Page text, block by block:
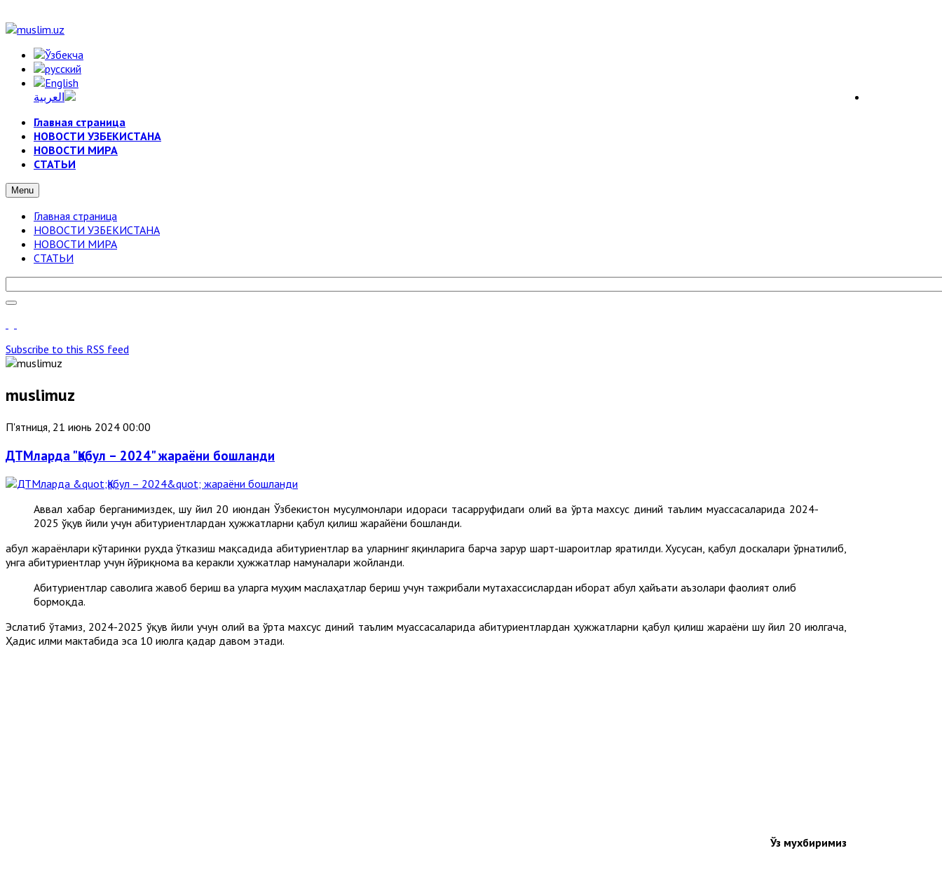
Главная страница
НОВОСТИ УЗБЕКИСТАНА
НОВОСТИ МИРА
СТАТЬИ
Menu
Главная страница
НОВОСТИ УЗБЕКИСТАНА
НОВОСТИ МИРА
СТАТЬИ
Subscribe to this RSS feed
muslimuz
П'ятниця, 21 июнь 2024 00:00
ДТМларда "Қабул – 2024" жараёни бошланди
Аввал хабар берганимиздек, шу йил 20 июндан Ўзбекистон мусулмонлари идораси тасарруфидаги олий ва ўрта махсус диний таълим муассасаларида 2024-
2025 ўқув йили учун абитуриентлардан ҳужжатларни қабул қилиш жарайёни бошланди.
Қабул жараёнлари кўтаринки руҳда ўтказиш мақсадида абитуриентлар ва уларнинг яқинларига барча зарур шарт-шароитлар яратилди. Хусусан, қабул доскалари ўрнатилиб,
унга абитуриентлар учун йўриқнома ва керакли ҳужжатлар намуналари жойланди.
Абитуриентлар саволига жавоб бериш ва уларга муҳим маслаҳатлар бериш учун тажрибали мутахассислардан иборат Қабул ҳайъати аъзолари фаолият олиб
бормоқда.
Эслатиб ўтамиз, 2024-2025 ўқув йили учун олий ва ўрта махсус диний таълим муассасаларида абитуриентлардан ҳужжатларни қабул қилиш жараёни шу йил 20 июлгача,
Ҳадис илми мактабида эса 10 июлга қадар давом этади.
Ўз мухбиримиз